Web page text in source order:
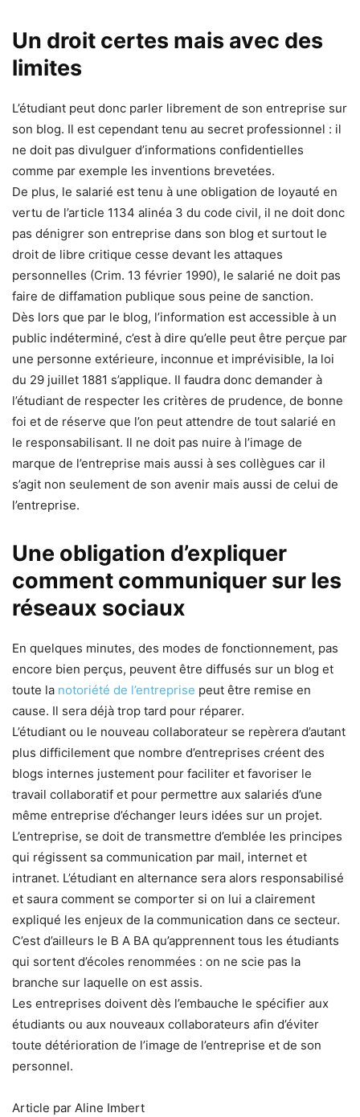
Un droit certes mais avec des
limites
L’étudiant peut donc parler librement de son entreprise sur
son blog. Il est cependant tenu au secret professionnel : il
ne doit pas divulguer d’informations confidentielles
comme par exemple les inventions brevetées.
De plus, le salarié est tenu à une obligation de loyauté en
vertu de l’article 1134 alinéa 3 du code civil, il ne doit donc
pas dénigrer son entreprise dans son blog et surtout le
droit de libre critique cesse devant les attaques
personnelles (Crim. 13 février 1990), le salarié ne doit pas
faire de diffamation publique sous peine de sanction.
Dès lors que par le blog, l’information est accessible à un
public indéterminé, c’est à dire qu’elle peut être perçue par
une personne extérieure, inconnue et imprévisible, la loi
du 29 juillet 1881 s’applique. Il faudra donc demander à
l’étudiant de respecter les critères de prudence, de bonne
foi et de réserve que l’on peut attendre de tout salarié en
le responsabilisant. Il ne doit pas nuire à l’image de
marque de l’entreprise mais aussi à ses collègues car il
s’agit non seulement de son avenir mais aussi de celui de
l’entreprise.
Une obligation d’expliquer
comment communiquer sur les
réseaux sociaux
En quelques minutes, des modes de fonctionnement, pas
encore bien perçus, peuvent être diffusés sur un blog et
toute la notoriété de l’entreprise peut être remise en
cause. Il sera déjà trop tard pour réparer.
L’étudiant ou le nouveau collaborateur se repèrera d’autant
plus difficilement que nombre d’entreprises créent des
blogs internes justement pour faciliter et favoriser le
travail collaboratif et pour permettre aux salariés d’une
même entreprise d’échanger leurs idées sur un projet.
L’entreprise, se doit de transmettre d’emblée les principes
qui régissent sa communication par mail, internet et
intranet. L’étudiant en alternance sera alors responsabilisé
et saura comment se comporter si on lui a clairement
expliqué les enjeux de la communication dans ce secteur.
C’est d’ailleurs le B A BA qu’apprennent tous les étudiants
qui sortent d’écoles renommées : on ne scie pas la
branche sur laquelle on est assis.
Les entreprises doivent dès l’embauche le spécifier aux
étudiants ou aux nouveaux collaborateurs afin d’éviter
toute détérioration de l’image de l’entreprise et de son
personnel.
Article par Aline Imbert